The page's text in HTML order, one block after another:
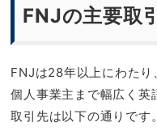
FNJの主要取
FNJは28年以上にわたり
個人事業主まで幅広く英
取引先は以下の通りです。